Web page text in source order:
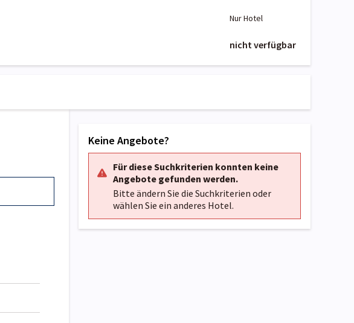
Nur Hotel
nicht verfügbar
Keine Angebote?
Für diese Suchkriterien konnten keine
Angebote gefunden werden.
Bitte ändern Sie die Suchkriterien oder
wählen Sie ein anderes Hotel.